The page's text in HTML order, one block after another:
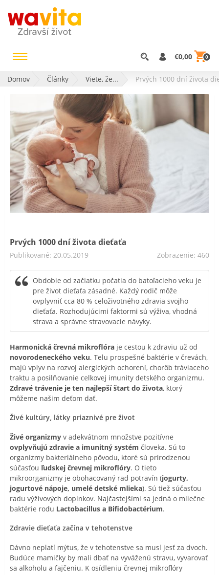
€0,00 0
Domov Články Viete, že... Prvých 1000 dní života
Prvých 1000 dní života dieťaťa
Publikované: 20.05.2019 Zobrazenie: 460
Obdobie od začiatku počatia do batoľacieho veku je
pre život dieťaťa zásadné. Každý rodič môže
ovplyvniť cca 80 % celoživotného zdravia svojho
dieťaťa. Rozhodujúcimi faktormi sú výživa, vhodná
strava a správne stravovacie návyky.
Harmonická črevná mikroflóra je cestou k zdraviu už od
novorodeneckého veku. Telu prospešné baktérie v črevách,
majú vplyv na rozvoj alergických ochorení, chorôb tráviaceho
traktu a posilňovanie celkovej imunity detského organizmu.
Zdravé trávenie je ten najlepší štart do života, ktorý
môžeme našim deťom dať.
Živé kultúry, látky priaznivé pre život
Živé organizmy v adekvátnom množstve pozitívne
ovplyvňujú zdravie a imunitný systém človeka. Sú to
organizmy bakteriálneho pôvodu, ktoré sú prirodzenou
súčasťou ľudskej črevnej mikroflóry. O tieto
mikroorganizmy je obohacovaný rad potravín (jogurty,
jogurtové nápoje, umelé detské mlieka). Sú tiež súčasťou
radu výživových doplnkov. Najčastejšími sa jedná o mliečne
baktérie rodu Lactobacillus a Bifidobactérium.
Zdravie dieťaťa začína v tehotenstve
Dávno neplatí mýtus, že v tehotenstve sa musí jesť za dvoch.
Budúce mamičky by mali dbať na vyváženú stravu, vyvarovať
sa alkoholu a fajčeniu. K osídleniu črevnej mikroflóry